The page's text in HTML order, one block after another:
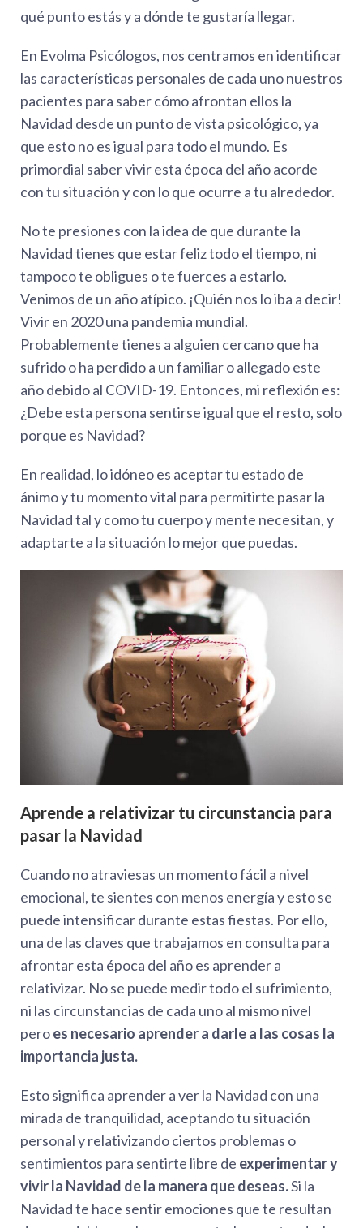
qué punto estás y a dónde te gustaría llegar.
En Evolma Psicólogos, nos centramos en identificar
las características personales de cada uno nuestros
pacientes para saber cómo afrontan ellos la
Navidad desde un punto de vista psicológico, ya
que esto no es igual para todo el mundo. Es
primordial saber vivir esta época del año acorde
con tu situación y con lo que ocurre a tu alrededor.
No te presiones con la idea de que durante la
Navidad tienes que estar feliz todo el tiempo, ni
tampoco te obligues o te fuerces a estarlo.
Venimos de un año atípico. ¡Quién nos lo iba a decir!
Vivir en 2020 una pandemia mundial.
Probablemente tienes a alguien cercano que ha
sufrido o ha perdido a un familiar o allegado este
año debido al COVID-19. Entonces, mi reflexión es:
¿Debe esta persona sentirse igual que el resto, solo
porque es Navidad?
En realidad, lo idóneo es aceptar tu estado de
ánimo y tu momento vital para permitirte pasar la
Navidad tal y como tu cuerpo y mente necesitan, y
adaptarte a la situación lo mejor que puedas.
Aprende a relativizar tu circunstancia para
pasar la Navidad
Cuando no atraviesas un momento fácil a nivel
emocional, te sientes con menos energía y esto se
puede intensificar durante estas fiestas. Por ello,
una de las claves que trabajamos en consulta para
afrontar esta época del año es aprender a
relativizar. No se puede medir todo el sufrimiento,
ni las circunstancias de cada uno al mismo nivel
peroes necesario aprender a darle a las cosas la
importancia justa.
Esto significa aprender a ver la Navidad con una
mirada de tranquilidad, aceptando tu situación
personal y relativizando ciertos problemas o
sentimientos para sentirte libre de experimentar y
vivir la Navidad de la manera que deseas.Si la
Navidad te hace sentir emociones que te resultan